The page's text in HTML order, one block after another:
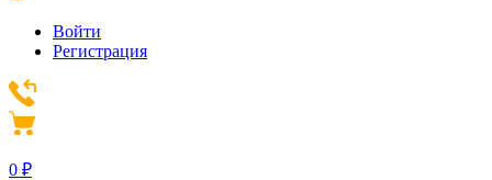
Войти
Регистрация
0 ₽